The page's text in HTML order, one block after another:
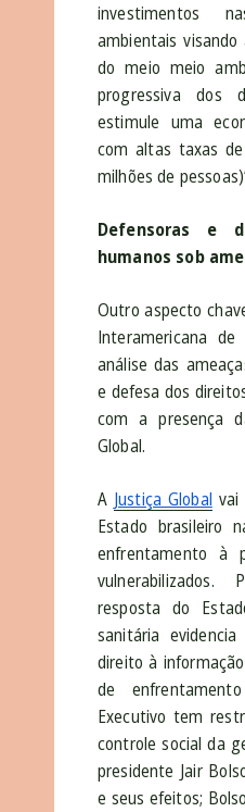
investimentos
ambientais
do meio meio
progressiva dos
estimule uma
com altas taxas
milhões de
Defensoras e
humanos sob
Outro aspecto
Interamericana
análise das
e defesa dos
com a presença
Global.
A Justiça Global vai
Estado brasileiro
enfrentamento à
resposta do
sanitária
direito à
de
Executivo tem
controle social da
presidente Jair
e seus efeitos;